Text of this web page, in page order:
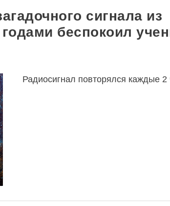
сигнала из
беспокоил
Радиосигнал повторялся каждые 2